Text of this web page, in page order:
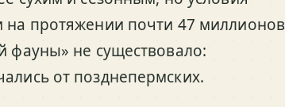
на протяжении почти 47 миллионов
фауны» не существовало:
от позднепермских.